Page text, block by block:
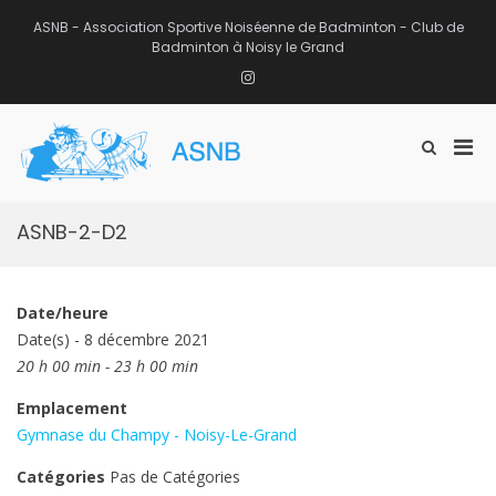
ASNB - Association Sportive Noiséenne de Badminton - Club de
Badminton à Noisy le Grand
Instagram
Afficher
ASNB-2-D2
Date/heure
Date(s) - 8 décembre 2021
20 h 00 min - 23 h 00 min
Emplacement
Gymnase du Champy - Noisy-Le-Grand
Catégories Pas de Catégories